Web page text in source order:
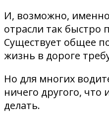
И, возможно,
отрасли так быстро
Существует общее
жизнь в дороге
Но для многих
ничего другого, что
делать.